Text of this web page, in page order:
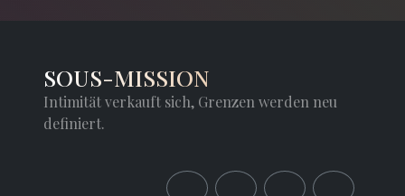
SOUS-MISSION
Intimität verkauft sich, Grenzen werden neu
definiert.